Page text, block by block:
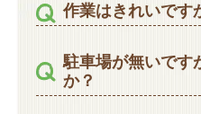
作業はきれいです
駐車場が無いです
か？